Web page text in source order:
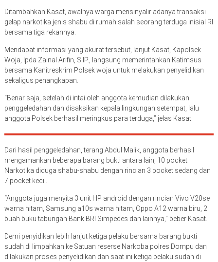
Ditambahkan Kasat, awalnya warga mensinyalir adanya transaksi
gelap narkotika jenis shabu di rumah salah seorang terduga inisial RI
bersama tiga rekannya.
Mendapat informasi yang akurat tersebut, lanjut Kasat, Kapolsek
Woja, Ipda Zainal Arifin, S.IP., langsung memerintahkan Katimsus
bersama Kanitreskrim Polsek woja untuk melakukan penyelidikan
sekaligus penangkapan.
“Benar saja, setelah di intai oleh anggota kemudian dilakukan
penggeledahan dan disaksikan kepala lingkungan setempat, lalu
anggota Polsek berhasil meringkus para terduga,” jelas Kasat.
Dari hasil penggeledahan, terang Abdul Malik, anggota berhasil
mengamankan beberapa barang bukti antara lain, 10 pocket
Narkotika diduga shabu-shabu dengan rincian 3 pocket sedang dan
7 pocket kecil.
“Anggota juga menyita 3 unit HP android dengan rincian Vivo V20se
warna hitam, Samsung a10s warna hitam, Oppo A12 warna biru, 2
buah buku tabungan Bank BRI Simpedes dan lainnya,” beber Kasat.
Demi penyidikan lebih lanjut ketiga pelaku bersama barang bukti
sudah di limpahkan ke Satuan reserse Narkoba polres Dompu dan
dilakukan proses penyelidikan dan saat ini ketiga pelaku sudah di